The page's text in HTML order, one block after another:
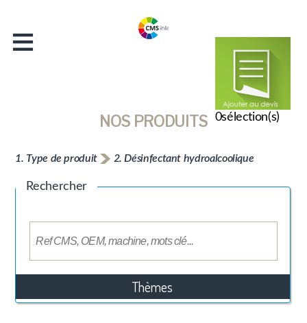
≡
Accueil
Contact
0sélection(s)
NOS PRODUITS
1. Type de produit 2. Désinfectant hydroalcoolique
Rechercher
Thèmes